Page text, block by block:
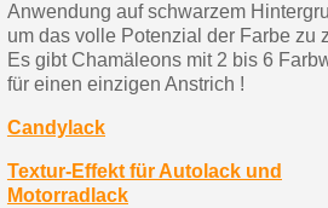
Anwendung auf schwarzem
um das volle Potenzial der Farbe zu
Es gibt Chamäleons mit 2 bis 6
für einen einzigen Anstrich !
Candylack
Textur-Effekt für Autolack und
Motorradlack